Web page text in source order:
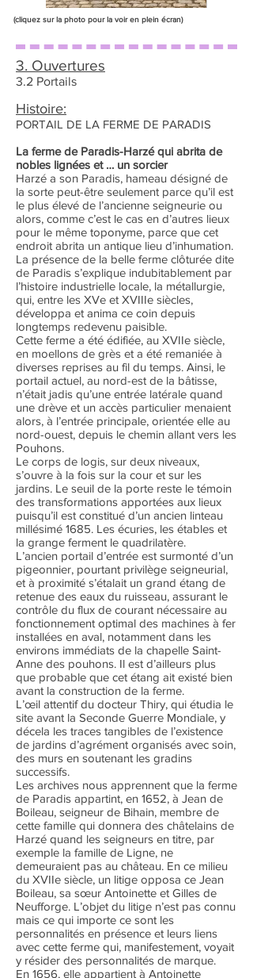
(cliquez sur la photo pour la voir en plein écran)
3. Ouvertures
3.2 Portails
Histoire:
PORTAIL DE LA FERME DE PARADIS
La ferme de Paradis-Harzé qui abrita de
nobles lignées et … un sorcier
Harzé a son Paradis, hameau désigné de
la sorte peut-être seulement parce qu’il est
le plus élevé de l’ancienne seigneurie ou
alors, comme c’est le cas en d’autres lieux
pour le même toponyme, parce que cet
endroit abrita un antique lieu d’inhumation.
La présence de la belle ferme clôturée dite
de Paradis s’explique indubitablement par
l’histoire industrielle locale, la métallurgie,
qui, entre les XVe et XVIIIe siècles,
développa et anima ce coin depuis
longtemps redevenu paisible.
Cette ferme a été édifiée, au XVIIe siècle,
en moellons de grès et a été remaniée à
diverses reprises au fil du temps. Ainsi, le
portail actuel, au nord-est de la bâtisse,
n’était jadis qu’une entrée latérale quand
une drève et un accès particulier menaient
alors, à l’entrée principale, orientée elle au
nord-ouest, depuis le chemin allant vers les
Pouhons.
Le corps de logis, sur deux niveaux,
s’ouvre à la fois sur la cour et sur les
jardins. Le seuil de la porte reste le témoin
des transformations apportées aux lieux
puisqu’il est constitué d’un ancien linteau
millésimé 1685. Les écuries, les étables et
la grange ferment le quadrilatère.
L’ancien portail d’entrée est surmonté d’un
pigeonnier, pourtant privilège seigneurial,
et à proximité s’étalait un grand étang de
retenue des eaux du ruisseau, assurant le
contrôle du flux de courant nécessaire au
fonctionnement optimal des machines à fer
installées en aval, notamment dans les
environs immédiats de la chapelle Saint-
Anne des pouhons. Il est d’ailleurs plus
que probable que cet étang ait existé bien
avant la construction de la ferme.
L’œil attentif du docteur Thiry, qui étudia le
site avant la Seconde Guerre Mondiale, y
décela les traces tangibles de l’existence
de jardins d’agrément organisés avec soin,
des murs en soutenant les gradins
successifs.
Les archives nous apprennent que la ferme
de Paradis appartint, en 1652, à Jean de
Boileau, seigneur de Bihain, membre de
cette famille qui donnera des châtelains de
Harzé quand les seigneurs en titre, par
exemple la famille de Ligne, ne
demeuraient pas au château. En ce milieu
du XVIIe siècle, un litige opposa ce Jean
Boileau, sa sœur Antoinette et Gilles de
Neufforge. L’objet du litige n’est pas connu
mais ce qui importe ce sont les
personnalités en présence et leurs liens
avec cette ferme qui, manifestement, voyait
y résider des personnalités de marque.
En 1656, elle appartient à Antoinette